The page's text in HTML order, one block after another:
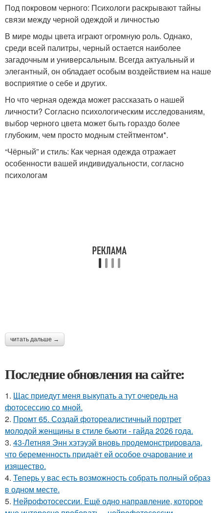
Под покровом черного: Психологи раскрывают тайны
связи между черной одеждой и личностью
В мире моды цвета играют огромную роль. Однако,
среди всей палитры, черный остается наиболее
загадочным и универсальным. Всегда актуальный и
элегантный, он обладает особым воздействием на наше
восприятие о себе и других.
Но что черная одежда может рассказать о нашей
личности? Согласно психологическим исследованиям,
выбор черного цвета может быть гораздо более
глубоким, чем просто модным стейтментом*.
“Чёрный” и стиль: Как черная одежда отражает
особенности вашей индивидуальности, согласно
психологам
читать дальше →
Последние обновления на сайте:
1. Щас приедут меня выкупать а тут очередь на
фотосессию со мной.
2. Промт 65. Создай фотореалистичный портрет
молодой женщины в стиле бьюти - гайда 2026 года.
3. 43-Летняя Энн хэтэуэй вновь продемонстрировала,
что беременность придаёт ей особое очарование и
изящество.
4. Теперь у вас есть возможность собрать полный образ
в одном месте.
5. Нейрофотосессии. Ещё одно направление, которое